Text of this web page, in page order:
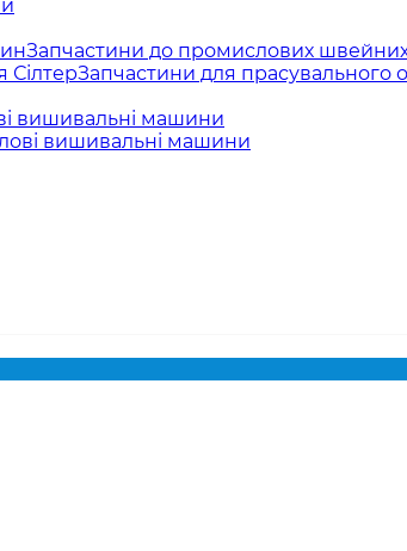
Запчастини до промислових
Запчастини для прасувального
вишивальні машини
вишивальні машини